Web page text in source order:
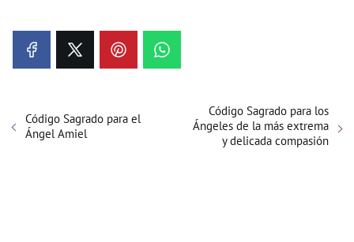
Código Sagrado para el
Ángel Amiel
Código Sagrado para los
Ángeles de la más extrema
y delicada compasión